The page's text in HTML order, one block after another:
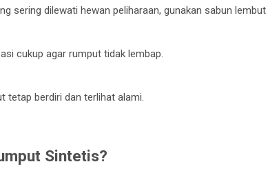
sering dilewati hewan peliharaan, gunakan sabun lembut
cukup agar rumput tidak lembap.
tetap berdiri dan terlihat alami.
Sintetis?